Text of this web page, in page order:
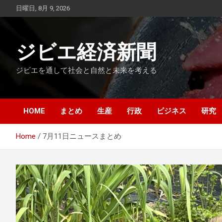
to
日曜日, 8月 9, 2026
ジビエ経済新聞
ジビエを通して社会と自然と未来を考える
HOME まとめ 生産 行政 ビジネス 研究
Home 7月11日ニュースまとめ